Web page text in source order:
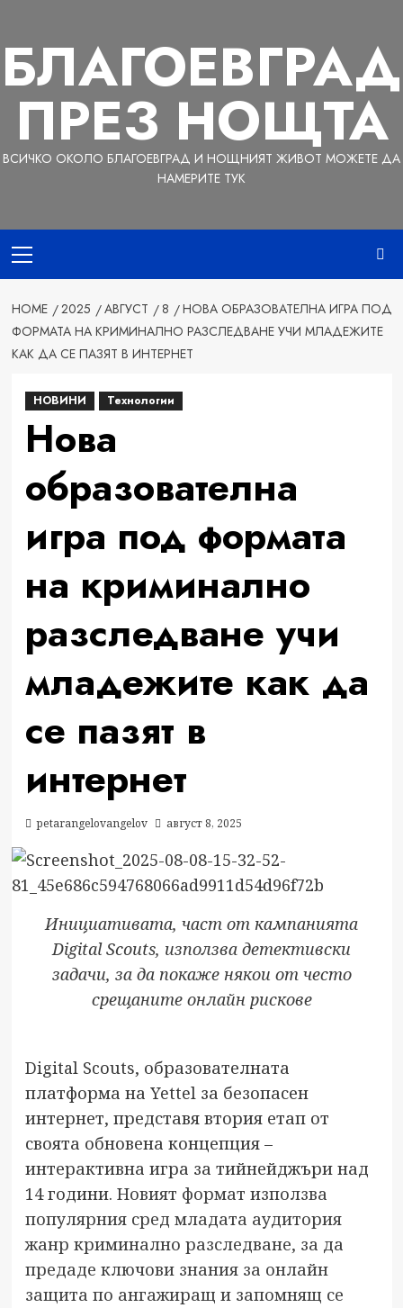
content
БЛАГОЕВГРАД
ПРЕЗ НОЩТА
ВСИЧКО ОКОЛО БЛАГОЕВГРАД И НОЩНИЯТ ЖИВОТ МОЖЕТЕ ДА
НАМЕРИТЕ ТУК
Menu
HOME 2025 АВГУСТ 8
НОВА ОБРАЗОВАТЕЛНА ИГРА ПОД
ФОРМАТА НА КРИМИНАЛНО РАЗСЛЕДВАНЕ УЧИ МЛАДЕЖИТЕ
КАК ДА СЕ ПАЗЯТ В ИНТЕРНЕТ
НОВИНИ Технологии
Нова
образователна
игра под формата
на криминално
разследване учи
младежите как да
се пазят в
интернет
petarangelovangelov август 8, 2025
Инициативата, част от кампанията
Digital Scouts, използва детективски
задачи, за да покаже някои от често
срещаните онлайн рискове
Digital Scouts, образователната
платформа на Yettel за безопасен
интернет, представя втория етап от
своята обновена концепция –
интерактивна игра за тийнейджъри над
14 години. Новият формат използва
популярния сред младата аудитория
жанр криминално разследване, за да
предаде ключови знания за онлайн
защита по ангажиращ и запомнящ се